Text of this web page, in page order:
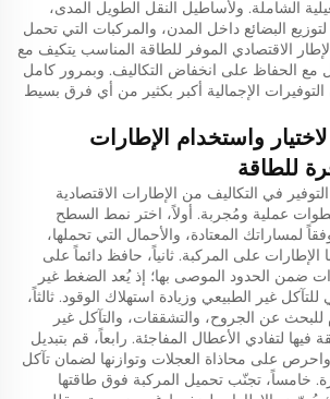
الشاملة. ولأساطيل النقل الطويل المدى،
البضائع داخل المدن، والمركبات التي تحمل
الاقتصادي الموفر للطاقة المناسب يتكيف مع
مع الحفاظ على انخفاض التكاليف. وبمرور كامل
التوفيرات الإجمالية أكبر بكثير من أي فرق بسيط
واستخدام الإطارات
للطاقة
في التكاليف من الإطارات الاقتصادية
عملية ومُجربة. أولاً، اختر نمط السطح
لمساراتك المعتادة، والأحمال التي تحملها،
الإطارات على المركبة. ثانياً، حافظ دائماً على
ضمن الحدود الموصى بها؛ إذ يُعد الضغط غير
غير الطبيعي وزيادة استهلاك الوقود. ثالثاً،
عن الجروح، والتشققات، والتآكل غير
فيها لتفادي الأعطال المفاجئة. رابعاً، قم بتبديل
واحرص على محاذاة العجلات وتوازنها لضمان تآكل
خامساً، تجنّب تحميل المركبة فوق طاقتها